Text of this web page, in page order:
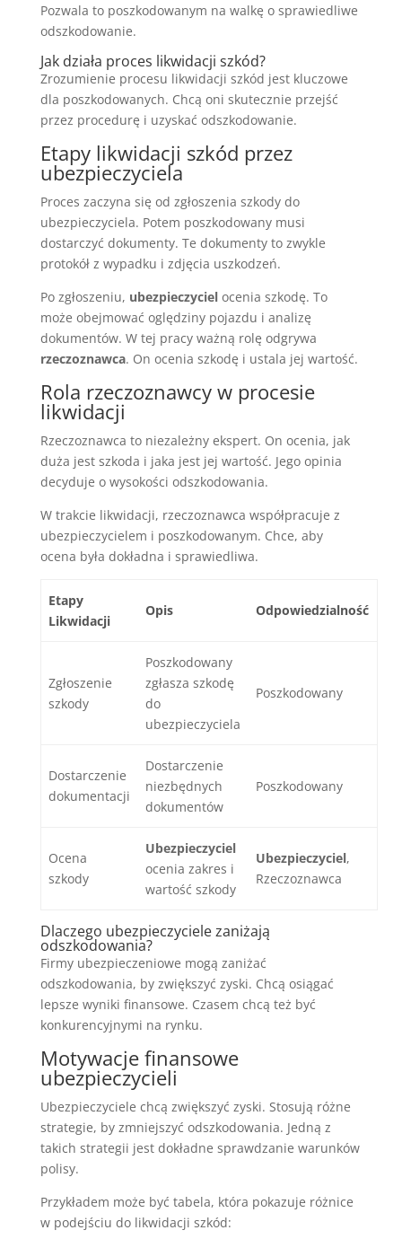
Pozwala to poszkodowanym na walkę o sprawiedliwe
odszkodowanie.
Jak działa proces likwidacji szkód?
Zrozumienie procesu likwidacji szkód jest kluczowe
dla poszkodowanych. Chcą oni skutecznie przejść
przez procedurę i uzyskać odszkodowanie.
Etapy likwidacji szkód przez
ubezpieczyciela
Proces zaczyna się od zgłoszenia szkody do
ubezpieczyciela. Potem poszkodowany musi
dostarczyć dokumenty. Te dokumenty to zwykle
protokół z wypadku i zdjęcia uszkodzeń.
Po zgłoszeniu, ubezpieczycielocenia szkodę. To
może obejmować oględziny pojazdu i analizę
dokumentów. W tej pracy ważną rolę odgrywa
rzeczoznawca. On ocenia szkodę i ustala jej wartość.
Rola rzeczoznawcy w procesie
likwidacji
Rzeczoznawca to niezależny ekspert. On ocenia, jak
duża jest szkoda i jaka jest jej wartość. Jego opinia
decyduje o wysokości odszkodowania.
W trakcie likwidacji, rzeczoznawca współpracuje z
ubezpieczycielem i poszkodowanym. Chce, aby
ocena była dokładna i sprawiedliwa.
Etapy
Likwidacji
Opis Odpowiedzialność
Zgłoszenie
szkody
Poszkodowany
zgłasza szkodę
do
ubezpieczyciela
Poszkodowany
Dostarczenie
dokumentacji
Dostarczenie
niezbędnych
dokumentów
Poszkodowany
Ocena
szkody
Ubezpieczyciel
ocenia zakres i
wartość szkody
Ubezpieczyciel,
Rzeczoznawca
Dlaczego ubezpieczyciele zaniżają
odszkodowania?
Firmy ubezpieczeniowe mogą zaniżać
odszkodowania, by zwiększyć zyski. Chcą osiągać
lepsze wyniki finansowe. Czasem chcą też być
konkurencyjnymi na rynku.
Motywacje finansowe
ubezpieczycieli
Ubezpieczyciele chcą zwiększyć zyski. Stosują różne
strategie, by zmniejszyć odszkodowania. Jedną z
takich strategii jest dokładne sprawdzanie warunków
polisy.
Przykładem może być tabela, która pokazuje różnice
w podejściu do likwidacji szkód: